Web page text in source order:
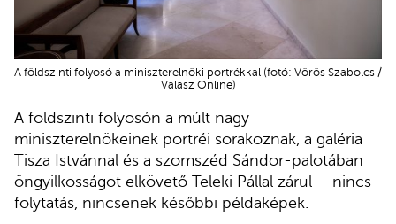
A földszinti folyosó a miniszterelnöki portrékkal (fotó: Vörös Szabolcs /
Válasz Online)
A földszinti folyosón a múlt nagy
miniszterelnökeinek portréi sorakoznak, a galéria
Tisza Istvánnal és a szomszéd Sándor-palotában
öngyilkosságot elkövető Teleki Pállal zárul – nincs
folytatás, nincsenek későbbi példaképek.